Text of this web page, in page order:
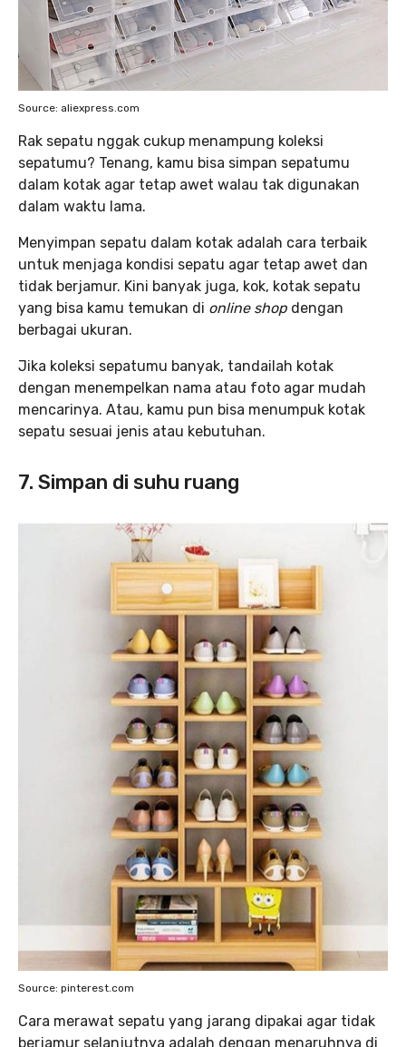
Source: aliexpress.com
Rak sepatu nggak cukup menampung koleksi
sepatumu? Tenang, kamu bisa simpan sepatumu
dalam kotak agar tetap awet walau tak digunakan
dalam waktu lama.
Menyimpan sepatu dalam kotak adalah cara terbaik
untuk menjaga kondisi sepatu agar tetap awet dan
tidak berjamur. Kini banyak juga, kok, kotak sepatu
yang bisa kamu temukan di online shop dengan
berbagai ukuran.
Jika koleksi sepatumu banyak, tandailah kotak
dengan menempelkan nama atau foto agar mudah
mencarinya. Atau, kamu pun bisa menumpuk kotak
sepatu sesuai jenis atau kebutuhan.
7. Simpan di suhu ruang
Source: pinterest.com
Cara merawat sepatu yang jarang dipakai agar tidak
berjamur selanjutnya adalah dengan menaruhnya di